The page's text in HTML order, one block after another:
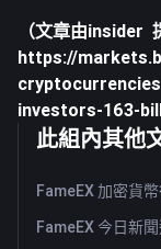
（文章由insider
https://
investors-163-
此組內其他